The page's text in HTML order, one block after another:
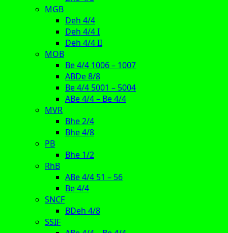
MGB
Deh 4/4
Deh 4/4 I
Deh 4/4 II
MOB
Be 4/4 1006 – 1007
ABDe 8/8
Be 4/4 5001 – 5004
ABe 4/4 – Be 4/4
MVR
Bhe 2/4
Bhe 4/8
PB
Bhe 1/2
RhB
ABe 4/4 51 – 56
Be 4/4
SNCF
BDeh 4/8
SSIF